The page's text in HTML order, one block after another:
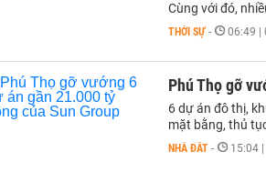
Cùng với đó,
THỜI SỰ - 06:49 |
Phú Thọ gỡ
6 dự án đô thị,
mặt bằng, thủ
NHÀ ĐẤT - 15:04